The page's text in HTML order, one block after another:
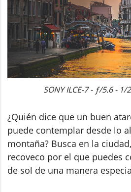
SONY ILCE-7 - ƒ/5.6 - 1/
¿Quién dice que un buen
puede contemplar desde lo
montaña? Busca en la
recoveco por el que puedes
de sol de una manera